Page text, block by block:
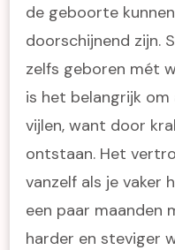
de geboorte
doorschijnend zijn.
zelfs geboren mét
is het belangrijk
vijlen, want door
ontstaan. Het
vanzelf als je vaker
een paar maanden
harder en steviger